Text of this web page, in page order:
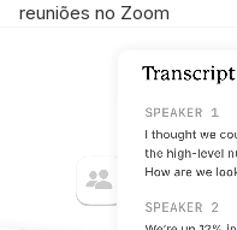
reuniões no Zoom